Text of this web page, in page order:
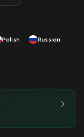
Polish
Russian